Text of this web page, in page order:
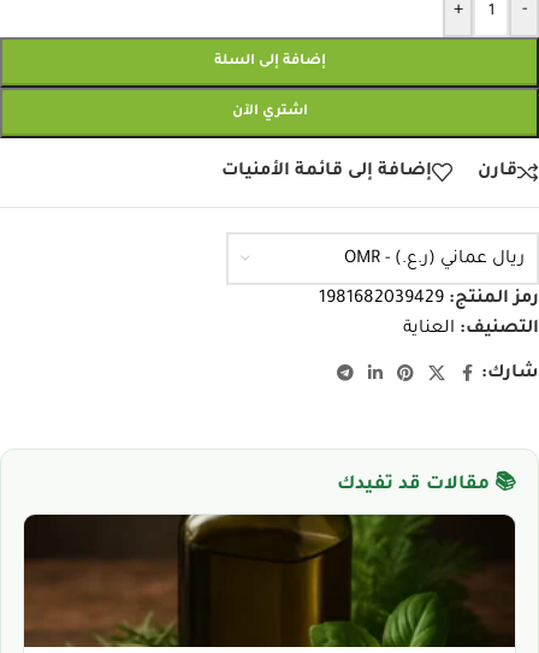
-
+
إضافة إلى السلة
اشتري الآن
قارن إضافة إلى قائمة الأمنيات
ريال عماني (ر.ع.) - OMR
رمز المنتج: 1981682039429
التصنيف: العناية
شارك:
📚 مقالات قد تفيدك